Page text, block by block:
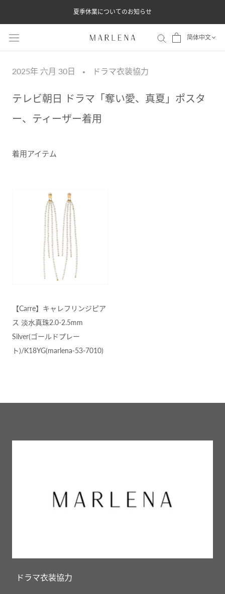
夏季休業についてのお知らせ
简体中文
2025年 六月 30日 ドラマ衣装協力
テレビ朝日 ドラマ「奪い愛、真夏」ポスタ
ー、ティーザー着用
着用アイテム
【Carre】キャレフリンジピア
ス 淡水真珠2.0-2.5mm
Silver(ゴールドプレー
ト)/K18YG(marlena-53-7010)
ドラマ衣装協力